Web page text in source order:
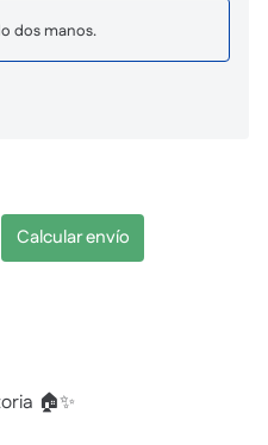
dos manos.
Calcular envío
🏠✨